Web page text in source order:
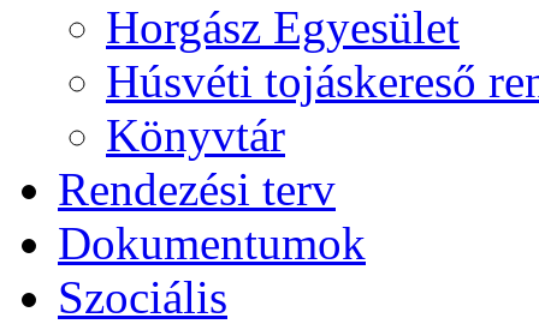
Horgász Egyesület
Húsvéti tojáskereső
Könyvtár
Rendezési terv
Dokumentumok
Szociális